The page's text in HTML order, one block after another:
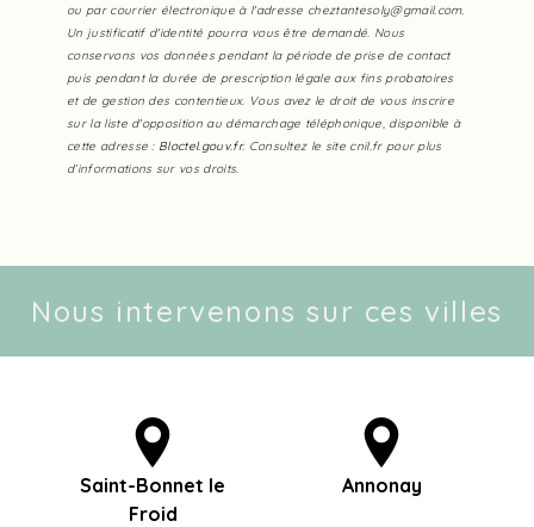
ou par courrier électronique à l'adresse cheztantesoly@gmail.com.
Un justificatif d'identité pourra vous être demandé. Nous
conservons vos données pendant la période de prise de contact
puis pendant la durée de prescription légale aux fins probatoires
et de gestion des contentieux. Vous avez le droit de vous inscrire
sur la liste d'opposition au démarchage téléphonique, disponible à
cette adresse : Bloctel.gouv.fr. Consultez le site cnil.fr pour plus
d’informations sur vos droits.
Nous intervenons sur ces villes
Saint-Bonnet le
Froid
Annonay